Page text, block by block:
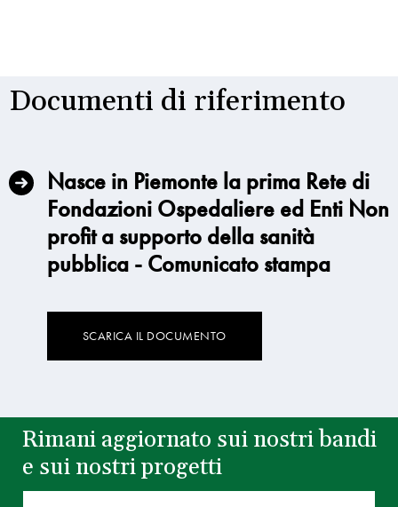
Documenti di riferimento
Nasce in Piemonte la prima Rete di
Fondazioni Ospedaliere ed Enti Non
profit a supporto della sanità
pubblica - Comunicato stampa
SCARICA IL DOCUMENTO
Rimani aggiornato sui nostri bandi
e sui nostri progetti